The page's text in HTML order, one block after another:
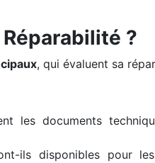
?
, qui évaluent sa
les documents
ils disponibles pour